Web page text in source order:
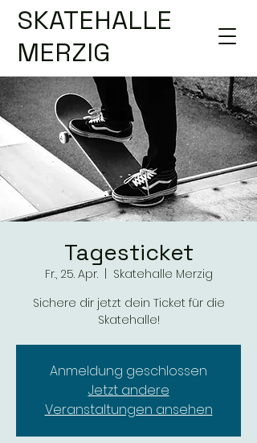
SKATEHALLE
MERZIG
Tagesticket
Fr., 25. Apr.
  |
Skatehalle Merzig
Sichere dir jetzt dein Ticket für die
Skatehalle!
Anmeldung geschlossen
Jetzt andere
Veranstaltungen ansehen